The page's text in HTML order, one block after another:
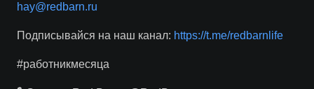
hay@redbarn.ru
Подписывайся на наш канал: https://t.me/redbarnlife
#работникмесяца